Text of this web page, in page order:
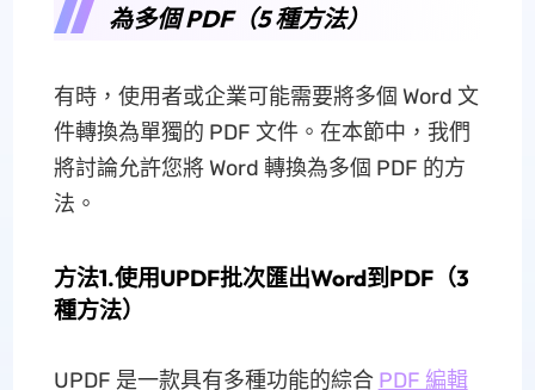
為多個 PDF（5 種方法）
有時，使用者或企業可能需要將多個 Word 文
件轉換為單獨的 PDF 文件。在本節中，我們
將討論允許您將 Word 轉換為多個 PDF 的方
法。
方法1.使用UPDF批次匯出Word到PDF（3
種方法）
UPDF 是一款具有多種功能的綜合 PDF 編輯